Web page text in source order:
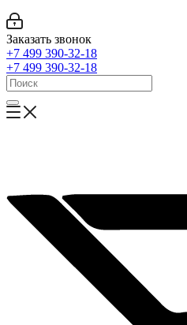
Заказать звонок
+7 499 390-32-18
+7 499 390-32-18